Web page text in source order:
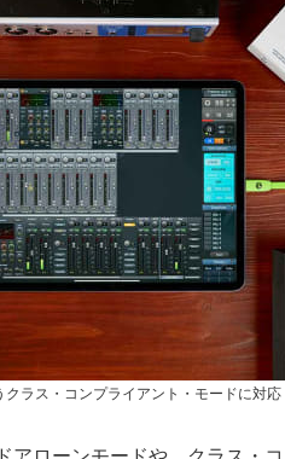
ラス・コンプライアント・モードに対応